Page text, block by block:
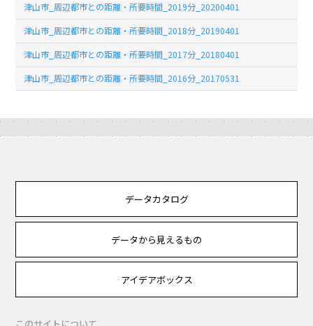
津山市_周辺都市との距離・所要時間_2019分_20200401
津山市_周辺都市との距離・所要時間_2018分_20190401
津山市_周辺都市との距離・所要時間_2017分_20180401
津山市_周辺都市との距離・所要時間_2016分_20170531
データカタログ
データから見えるもの
アイデアボックス